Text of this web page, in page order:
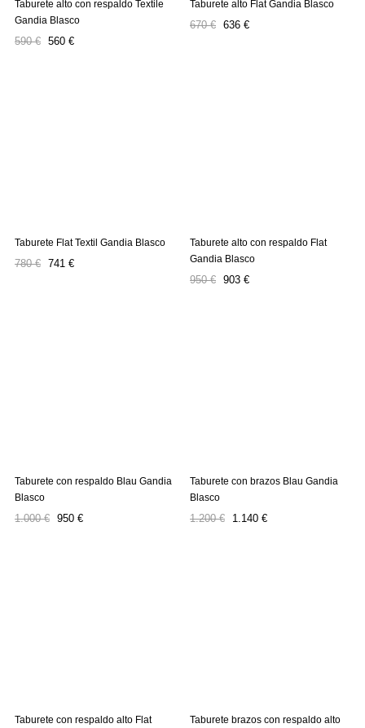
Taburete alto con respaldo Textile
Gandia Blasco
Precio
590 € Precio
560 €
Taburete alto Flat Gandia Blasco
Precio
670 € Precio
636 €
Taburete Flat Textil Gandia Blasco
Precio
780 € Precio
741 €
Taburete alto con respaldo Flat
Gandia Blasco
Precio
950 € Precio
903 €
Taburete con respaldo Blau Gandia
Blasco
Precio
1.000 € Precio
950 €
Taburete con brazos Blau Gandia
Blasco
Precio
1.200 € Precio
1.140 €
Taburete con respaldo alto Flat
Taburete brazos con respaldo alto